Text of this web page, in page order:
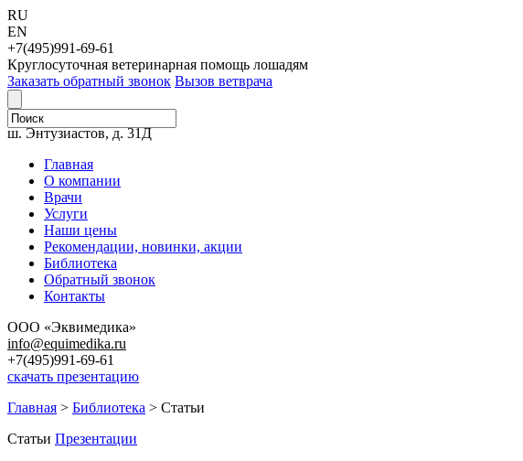
RU
EN
+7(495)991-69-61
Круглосуточная ветеринарная помощь лошадям
Заказать обратный звонок Вызов ветврача
111123, г. Москва,
ш. Энтузиастов, д. 31Д
Главная
О компании
Врачи
Услуги
Наши цены
Рекомендации, новинки, акции
Библиотека
Обратный звонок
Контакты
ООО «Эквимедика»
info@equimedika.ru
+7(495)991-69-61
скачать презентацию
Главная > Библиотека > Статьи
Статьи Презентации